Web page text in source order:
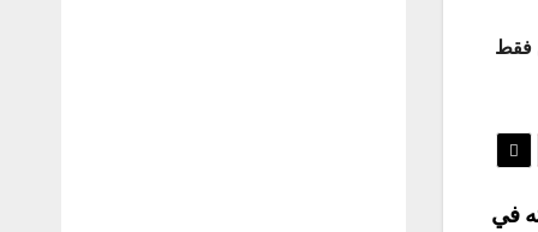
فقط
في